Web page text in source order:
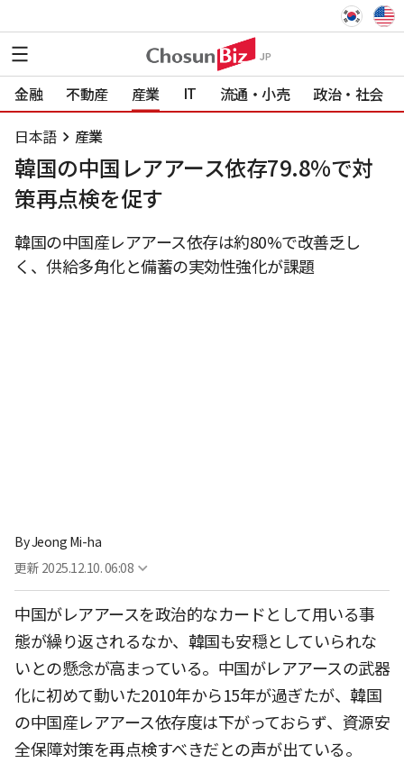
金融 不動産 産業 IT 流通・小売 政治・社会
日本語 産業
韓国の中国レアアース依存79.8%で対
策再点検を促す
韓国の中国産レアアース依存は約80%で改善乏し
く、供給多角化と備蓄の実効性強化が課題
ByJeong Mi-ha
更新 2025.12.10. 06:08
中国がレアアースを政治的なカードとして用いる事
態が繰り返されるなか、韓国も安穏としていられな
いとの懸念が高まっている。中国がレアアースの武器
化に初めて動いた2010年から15年が過ぎたが、韓国
の中国産レアアース依存度は下がっておらず、資源安
全保障対策を再点検すべきだとの声が出ている。